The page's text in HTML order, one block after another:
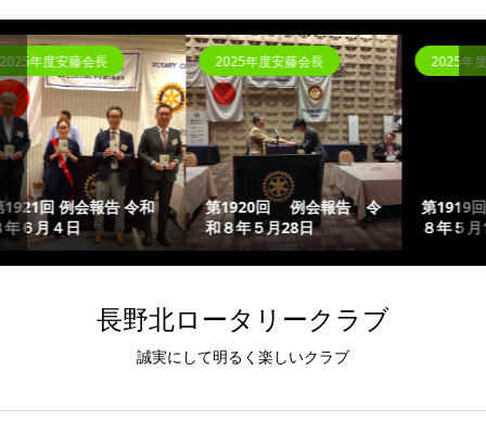
2025年度安藤会長
第1920回 例会報告 令
和８年５月28日
2025年度安藤会長
第1919回 例会報告 令和
８年５月14日
長野北ロータリークラブ
誠実にして明るく楽しいクラブ